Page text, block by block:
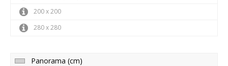
200 x 200
280 x 280
Panorama (cm)